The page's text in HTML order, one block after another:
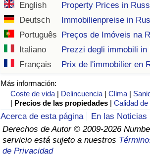
English
Property Prices in
Deutsch
Immobilienpreise in
Português
Preços de Imóveis na
Italiano
Prezzi degli immobili in
Français
Prix de l'immobilier en
Más información:
Coste de vida | Delincuencia |Clima |
| Precios de las propiedades |Calidad de
Acerca de esta página
En las Noticias
Derechos de Autor © 2009-2026
servicio está sujeto a nuestros
de Privacidad